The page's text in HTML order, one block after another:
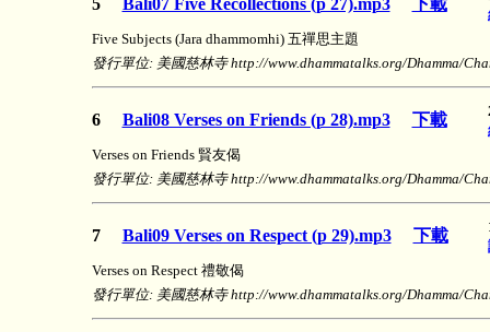
5 Bali07 Five Recollections (p 27).mp3 下載
Five Subjects (Jara dhammomhi) 五禪思主題
發行單位: 美國慈林寺 http://www.dhammatalks.org/Dhamma/
6 Bali08 Verses on Friends (p 28).mp3 下載
Verses on Friends 賢友偈
發行單位: 美國慈林寺 http://www.dhammatalks.org/Dhamma/
7 Bali09 Verses on Respect (p 29).mp3 下載
Verses on Respect 禮敬偈
發行單位: 美國慈林寺 http://www.dhammatalks.org/Dhamma/